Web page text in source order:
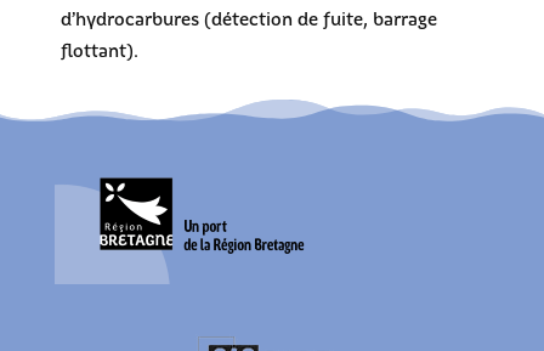
d’hydrocarbures (détection de fuite, barrage
flottant).